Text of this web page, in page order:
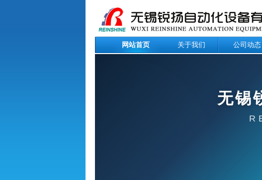
网站首页 关于我们 公司动态
无锡